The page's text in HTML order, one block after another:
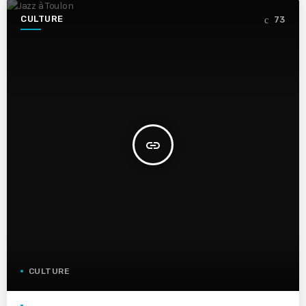
CULTURE
insert_link
73
CULTURE